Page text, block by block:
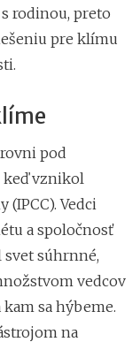
rodinou, preto
pre klímu
pod
keď vznikol
Vedci
a spoločnosť
svet súhrnné,
vedcov
sa hýbeme.
na